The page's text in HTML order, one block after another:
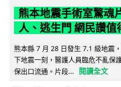
熊本地震手術室驚魂
人、逃生門 網民讚值
熊本縣 7 月 28 日發生 7.1 級地震
下地震一刻，醫護人員臨危不亂保
保出口流通。片段...
閱讀全文